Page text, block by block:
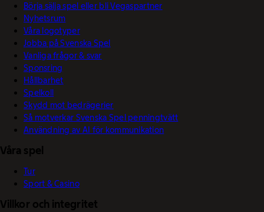
Börja sälja spel eller bli Vegaspartner
Nyhetsrum
Våra logotyper
Jobba på Svenska Spel
Vanliga frågor & svar
Sponsring
Hållbarhet
Spelkoll
Skydd mot bedrägerier
Så motverkar Svenska Spel penningtvätt
Användning av AI för kommunikation
Våra spel
Tur
Sport & Casino
Villkor och integritet